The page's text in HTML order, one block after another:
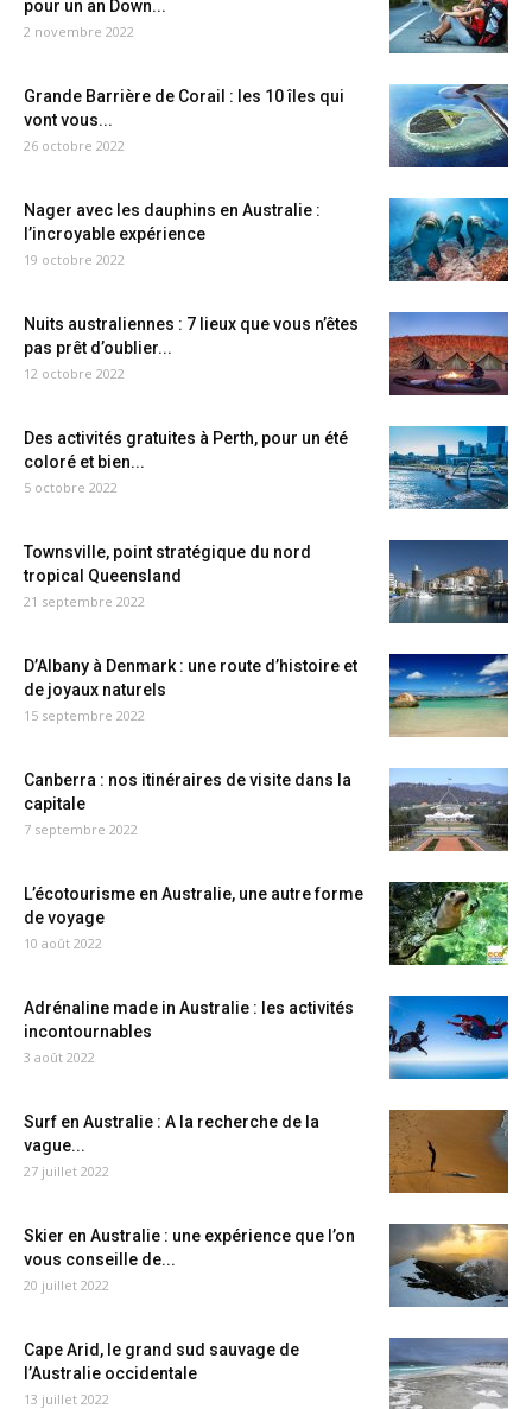
pour un an Down...
2 novembre 2022
Grande Barrière de Corail : les 10 îles qui
vont vous...
26 octobre 2022
Nager avec les dauphins en Australie :
l’incroyable expérience
19 octobre 2022
Nuits australiennes : 7 lieux que vous n’êtes
pas prêt d’oublier...
12 octobre 2022
Des activités gratuites à Perth, pour un été
coloré et bien...
5 octobre 2022
Townsville, point stratégique du nord
tropical Queensland
21 septembre 2022
D’Albany à Denmark : une route d’histoire et
de joyaux naturels
15 septembre 2022
Canberra : nos itinéraires de visite dans la
capitale
7 septembre 2022
L’écotourisme en Australie, une autre forme
de voyage
10 août 2022
Adrénaline made in Australie : les activités
incontournables
3 août 2022
Surf en Australie : A la recherche de la
vague...
27 juillet 2022
Skier en Australie : une expérience que l’on
vous conseille de...
20 juillet 2022
Cape Arid, le grand sud sauvage de
l’Australie occidentale
13 juillet 2022